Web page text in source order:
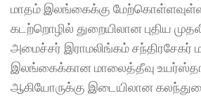
மாதம் இலங்கைக்கு
கடற்றொழில் துறையிலான புதிய
அமைச்சர் இராமலிங்கம் சந்திரசேகர்
இலங்கைக்கான மாலைத்தீவு
ஆகியோருக்கு இடையிலான